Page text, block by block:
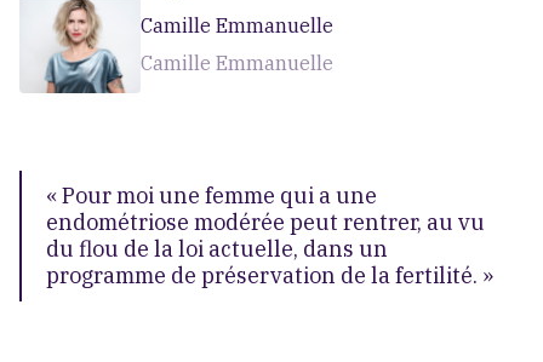
Camille Emmanuelle
Camille Emmanuelle
« Pour moi une femme qui a une
endométriose modérée peut rentrer, au vu
du flou de la loi actuelle, dans un
programme de préservation de la fertilité. »